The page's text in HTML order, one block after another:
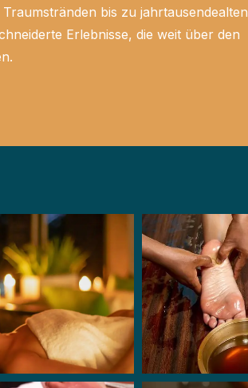
bis zu jahrtausendealten
Erlebnisse, die weit über den